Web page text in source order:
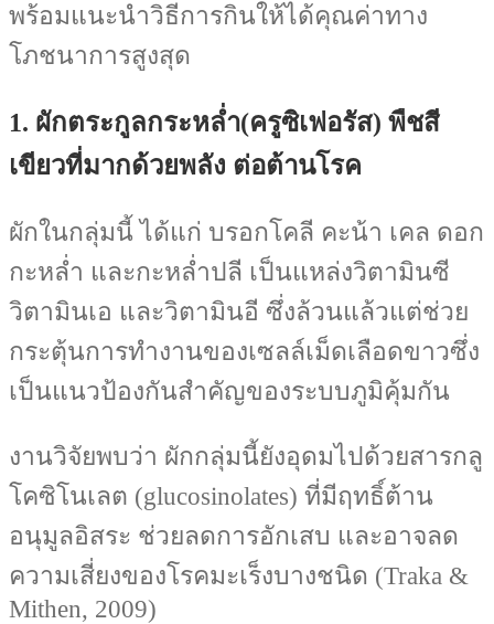
พร้อมแนะนำวิธีการกินให้ได้คุณค่าทาง
โภชนาการสูงสุด
1. ผักตระกูลกระหล่ำ(ครูซิเฟอรัส) พืชสี
เขียวที่มากด้วยพลัง ต่อต้านโรค
ผักในกลุ่มนี้ ได้แก่ บรอกโคลี คะน้า เคล ดอก
กะหล่ำ และกะหล่ำปลี เป็นแหล่งวิตามินซี
วิตามินเอ และวิตามินอี ซึ่งล้วนแล้วแต่ช่วย
กระตุ้นการทำงานของเซลล์เม็ดเลือดขาวซึ่ง
เป็นแนวป้องกันสำคัญของระบบภูมิคุ้มกัน
งานวิจัยพบว่า ผักกลุ่มนี้ยังอุดมไปด้วยสารกลู
โคซิโนเลต (glucosinolates) ที่มีฤทธิ์ต้าน
อนุมูลอิสระ ช่วยลดการอักเสบ และอาจลด
ความเสี่ยงของโรคมะเร็งบางชนิด (Traka &
Mithen, 2009)